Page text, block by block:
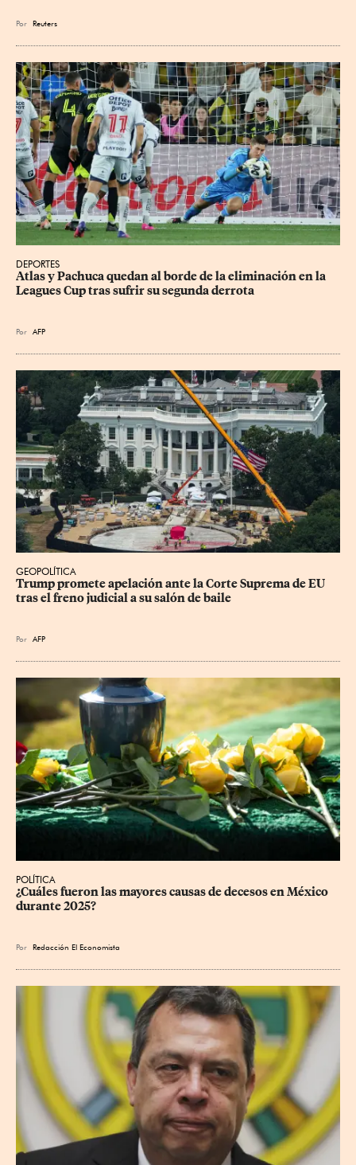
Por Reuters
DEPORTES
Atlas y Pachuca quedan al borde de la eliminación en la
Leagues Cup tras sufrir su segunda derrota
Por AFP
GEOPOLÍTICA
Trump promete apelación ante la Corte Suprema de EU
tras el freno judicial a su salón de baile
Por AFP
POLÍTICA
¿Cuáles fueron las mayores causas de decesos en México
durante 2025?
Por Redacción El Economista